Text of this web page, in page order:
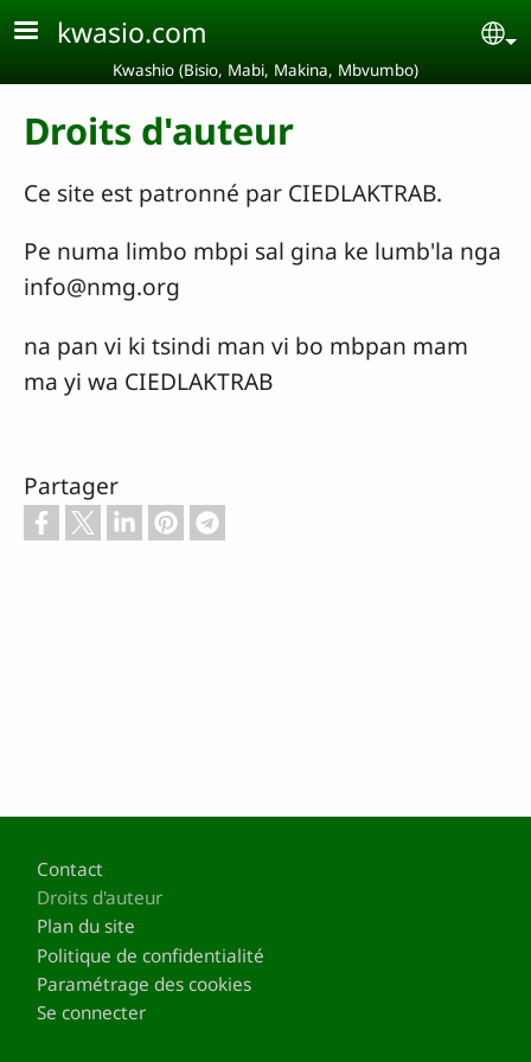
Aller au contenu principal
kwasio.com
Kwashio (Bisio, Mabi, Makina, Mbvumbo)
Droits d'auteur
Ce site est patronné par CIEDLAKTRAB.
Pe numa limbo mbpi sal gina ke lumb'la nga
info@nmg.org
na pan vi ki tsindi man vi bo mbpan mam
ma yi wa CIEDLAKTRAB
Partager
Pied de page
Contact
Droits d'auteur
Plan du site
Politique de confidentialité
Paramétrage des cookies
Se connecter